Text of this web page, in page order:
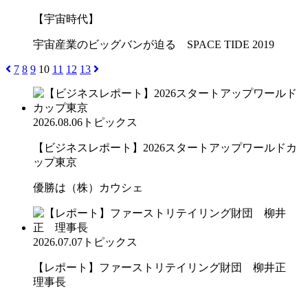
【宇宙時代】
宇宙産業のビッグバンが迫る SPACE TIDE 2019
7 8 9 10 11 12 13
2026.08.06 トピックス
【ビジネスレポート】2026スタートアップワールドカ
ップ東京
優勝は（株）カウシェ
2026.07.07 トピックス
【レポート】ファーストリテイリング財団 柳井正
理事長